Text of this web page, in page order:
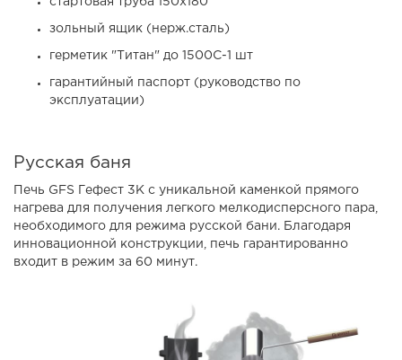
зольный ящик (нерж.сталь)
герметик "Титан" до 1500С-1 шт
гарантийный паспорт (руководство по
эксплуатации)
Русская баня
Печь GFS Гефест 3К с уникальной каменкой прямого
нагрева для получения легкого мелкодисперсного пара,
необходимого для режима русской бани. Благодаря
инновационной конструкции, печь гарантированно
входит в режим за 60 минут.